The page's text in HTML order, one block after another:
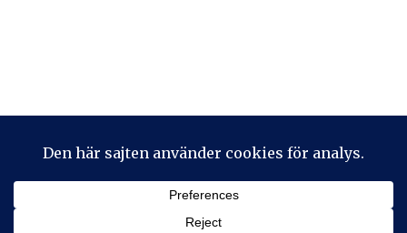
2026 © Stickeralla Theme by
Privacy & Cookies: This site uses cookies. By continuing to use
this website, you agree to their use.
To find out more, including how to control cookies, see here: